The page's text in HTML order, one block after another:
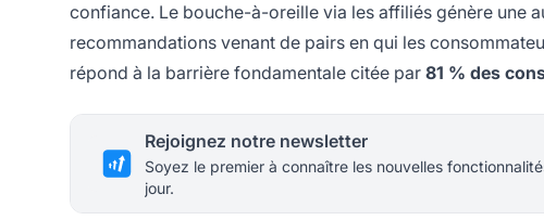
confiance. Le bouche-à-oreille via les affiliés génère une
recommandations venant de pairs en qui les
répond à la barrière fondamentale citée par 81 % des
Rejoignez notre newsletter
Soyez le premier à connaître les nouvelles
jour.